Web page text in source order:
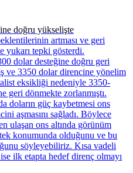
doğru yükselişte
artması ve geri
tepki gösterdi.
dolar desteğine doğru geri
ve 3350 dolar direncine yönelim
eksikliği nedeniyle 3350-
geri dönmekte zorlanmıştı.
doların güç kaybetmesi ons
aşmasını sağladı. Böylece
ulaşan ons altında görünüm
konumunda olduğunu ve bu
söyleyebiliriz. Kısa vadeli
ilk etapta hedef direnç olmayı